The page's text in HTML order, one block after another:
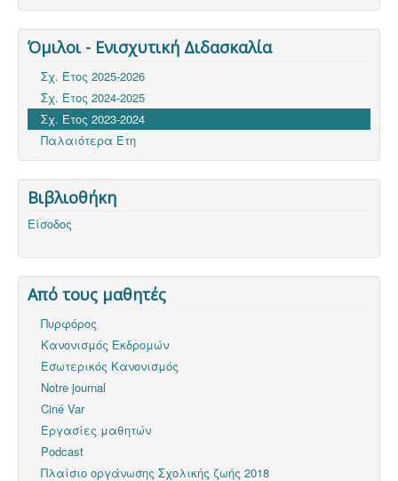
Όμιλοι - Ενισχυτική Διδασκαλία
Σχ. Έτος 2025-2026
Σχ. Έτος 2024-2025
Σχ. Έτος 2023-2024
Παλαιότερα Έτη
Βιβλιοθήκη
Είσοδος
Από τους μαθητές
Πυρφόρος
Κανονισμός Εκδρομών
Εσωτερικός Κανονισμός
Notre journal
Ciné Var
Εργασίες μαθητών
Podcast
Πλαίσιο οργάνωσης Σχολικής ζωής 2018